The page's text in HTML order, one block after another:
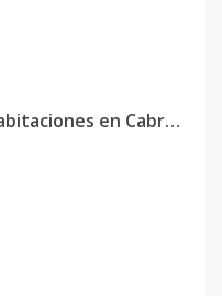
Apartamentos de 1, 2 y 3 habitaciones en Cabrera Maria Trinidad Sanchez